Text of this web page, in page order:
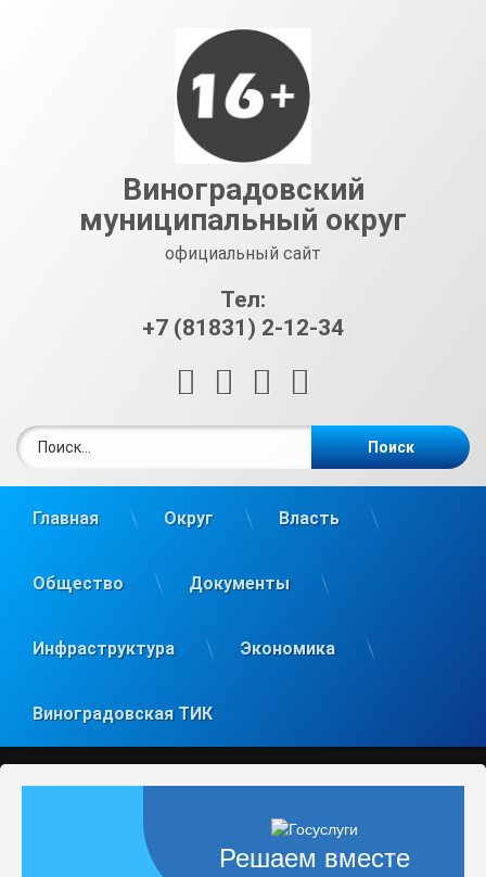
Виноградовский
муниципальный округ
официальный сайт
Тел:
+7 (81831) 2-12-34
RSS E-mailВКонтакте
Главная Округ Власть
Общество Документы
Инфраструктура Экономика
Виноградовская ТИК
Решаем вместе